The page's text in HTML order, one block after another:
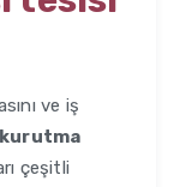
ve iş
çeşitli